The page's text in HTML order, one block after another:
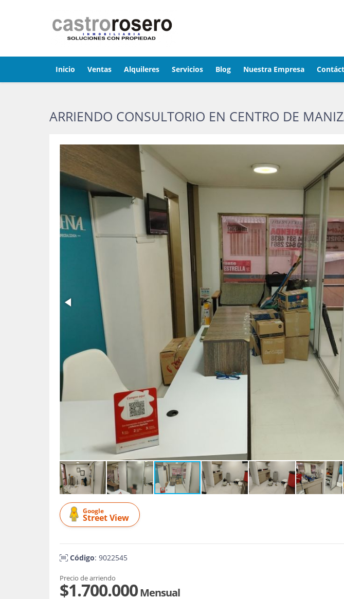
Inicio Ventas Alquileres Servicios Blog Nuestra Empresa
ARRIENDO CONSULTORIO EN CENTRO DE
Google
Street View
Código: 9022545
Precio de arriendo
$1.700.000Mensual